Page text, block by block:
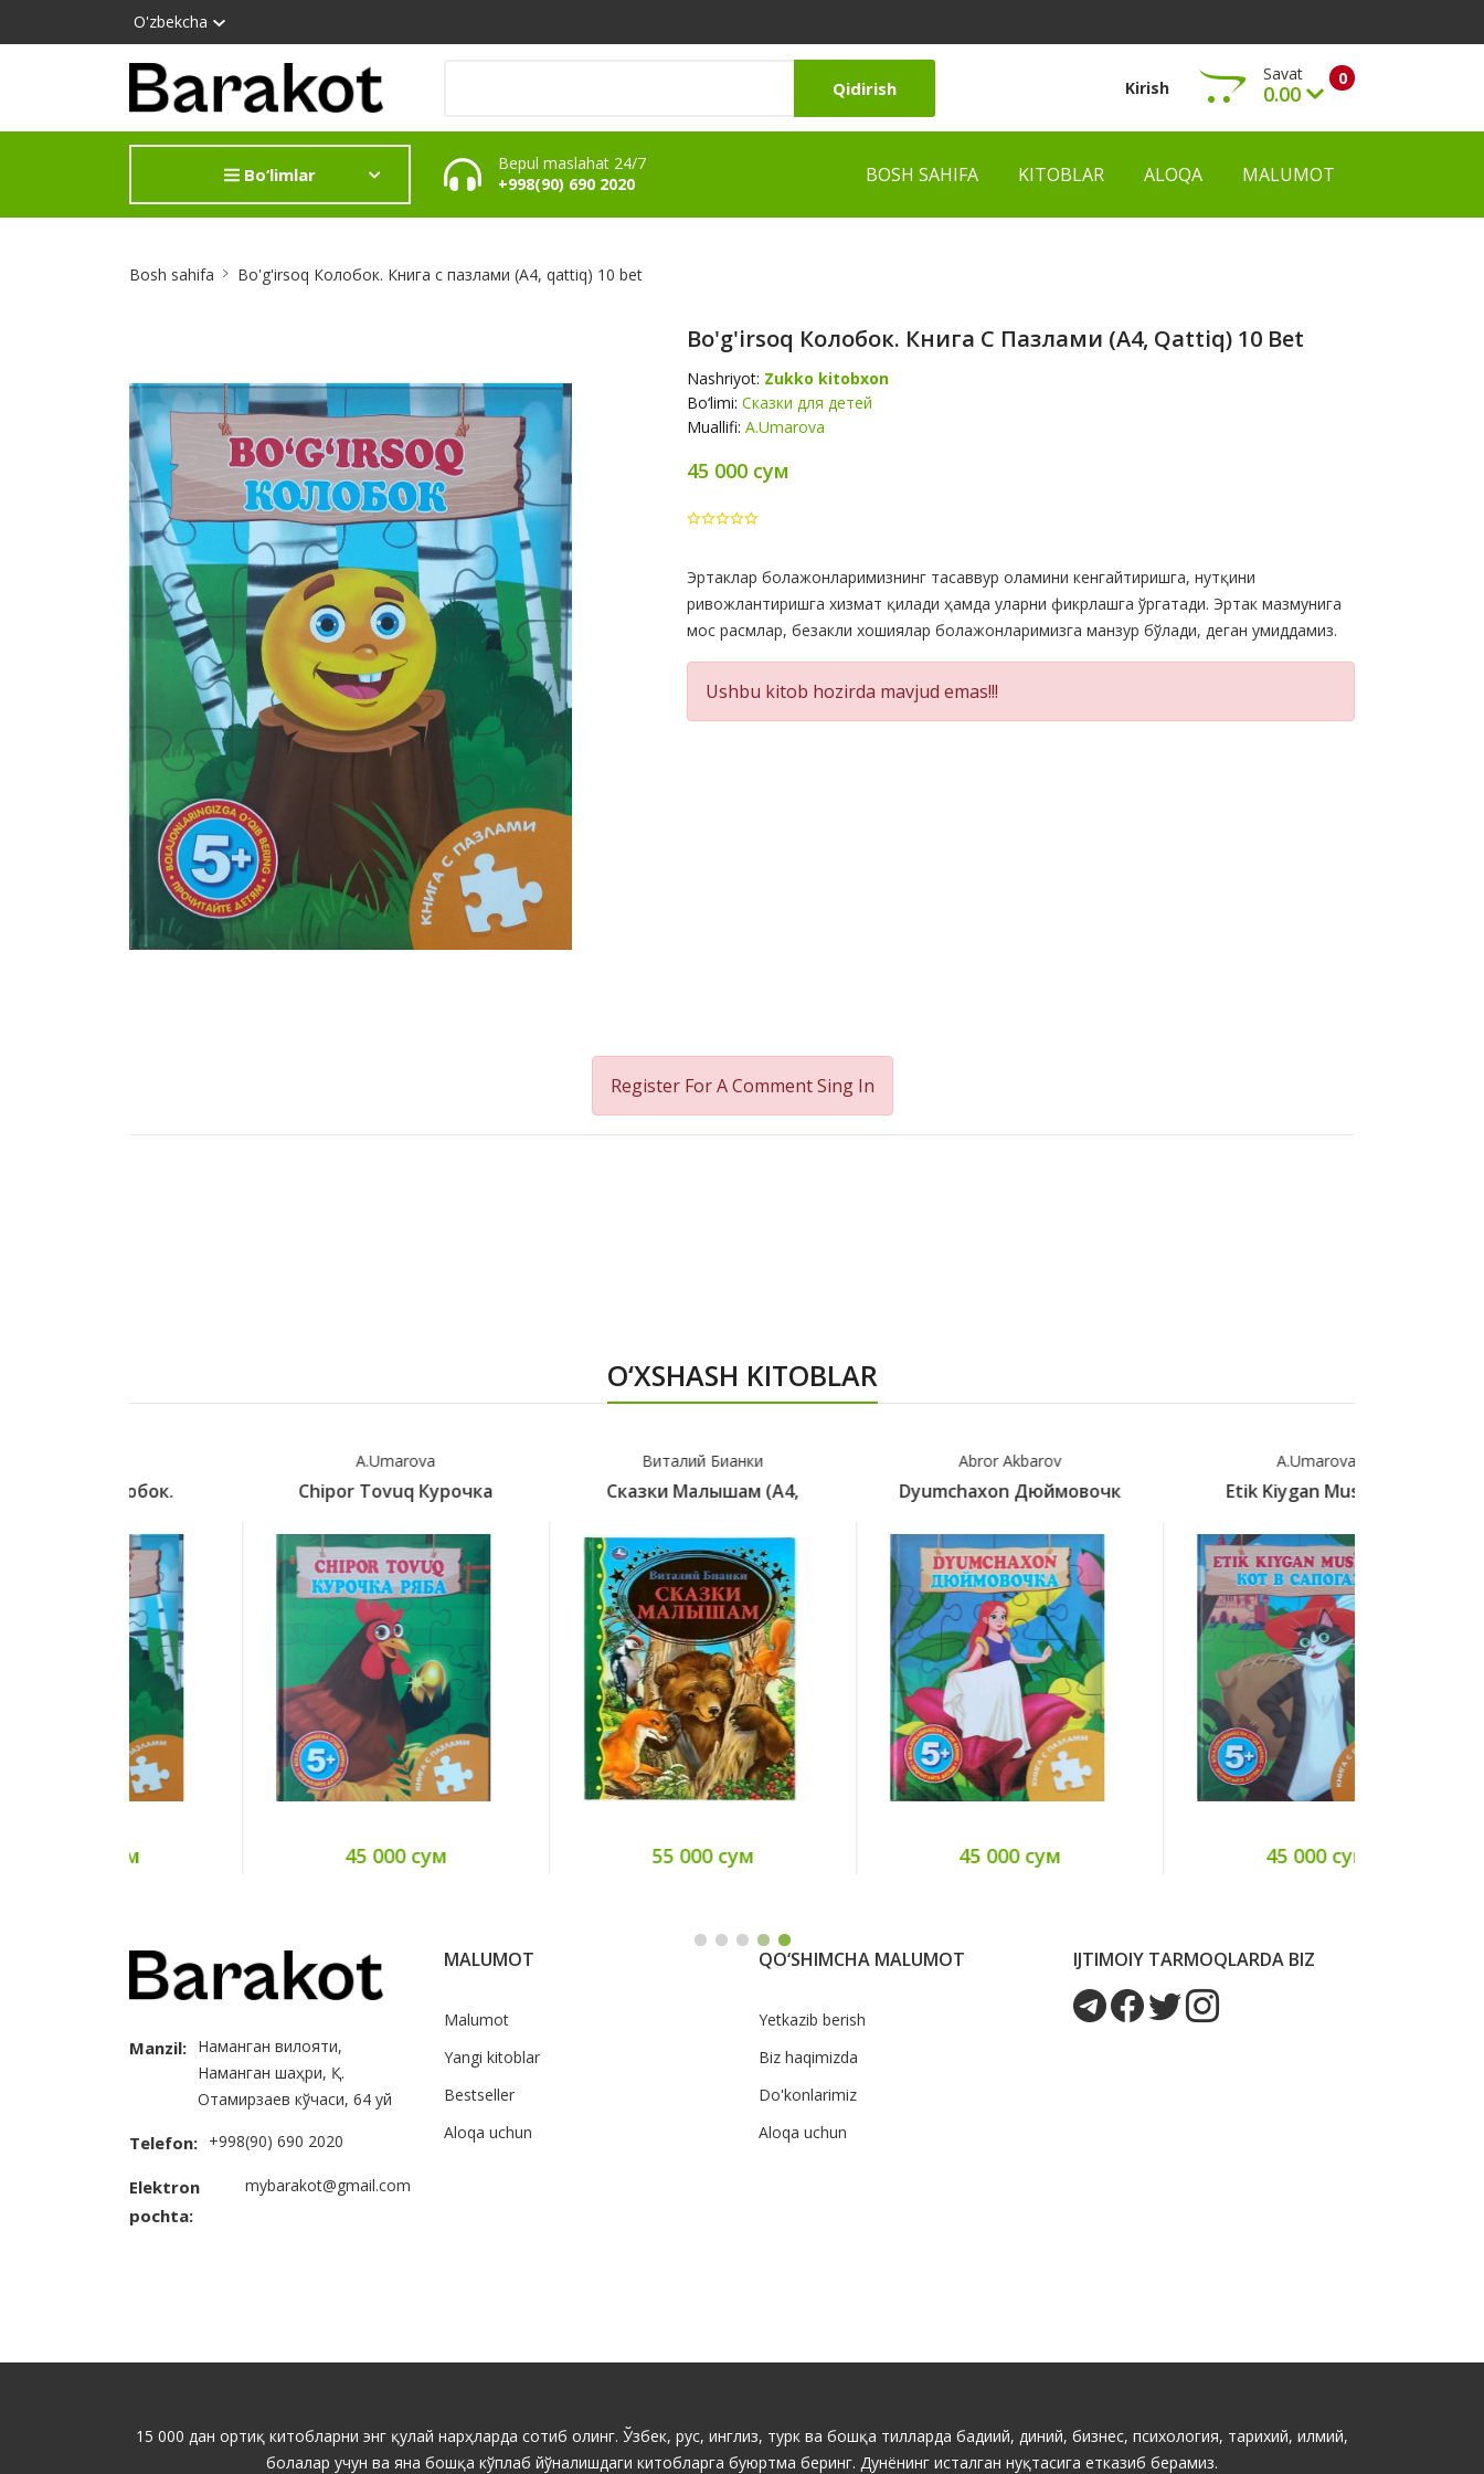
O'zbekcha
Qidirish Kirish 0
Savat
0.00
Ko‘rish
Bo‘limlar
Bepul maslahat 24/7
+998(90) 690 2020
BOSH SAHIFA KITOBLAR ALOQA MALUMOT
Bosh sahifa Bo'g'irsoq Колобок. Книга с пазлами (А4, qattiq) 10 bet
Bo'g'irsoq Колобок. Книга С Пазлами (А4, Qattiq) 10 Bet
Nashriyot: Zukko kitobxon
Bo‘limi: Сказки для детей
Muallifi: A.Umarova
45 000 сум
Product
Summery
Эртаклар болажонларимизнинг тасаввур оламини кенгайтиришга, нутқини
ривожлантиришга хизмат қилади ҳамда уларни фикрлашга ўргатади. Эртак мазмунига
мос расмлар, безакли хошиялар болажонларимизга манзур бўлади, деган умиддамиз.
Ushbu kitob hozirda mavjud emas!!!
Register For A CommentSing In
O‘XSHASH KITOBLAR
Chipor Tovuq Курочка
Виталий Бианки
Cказки Малышам (А4, Dyumchaxon Дюймовочк Etik Kiygan Mushuk К
Manzil: Наманган вилояти,
Наманган шаҳри, Қ.
Отамирзаев кўчаси, 64 уй
Telefon: +998(90) 690 2020
Elektron
pochta:
mybarakot@gmail.com
MALUMOT
Malumot
Yangi kitoblar
Bestseller
Aloqa uchun
QO‘SHIMCHA MALUMOT
Yetkazib berish
Biz haqimizda
Do'konlarimiz
Aloqa uchun
IJTIMOIY TARMOQLARDA BIZ
15 000 дан ортиқ китобларни энг қулай нарҳларда сотиб олинг. Ўзбек, рус, инглиз, турк ва бошқа тилларда бадиий, диний, бизнес, психология, тарихий, илмий,
болалар учун ва яна бошқа кўплаб йўналишдаги китобларга буюртма беринг. Дунёнинг исталган нуқтасига етказиб берамиз.